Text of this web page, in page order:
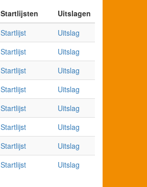
Startlijsten
Uitslagen
Startlijst
Uitslag
Startlijst
Uitslag
Startlijst
Uitslag
Startlijst
Uitslag
Startlijst
Uitslag
Startlijst
Uitslag
Startlijst
Uitslag
Startlijst Uitslag